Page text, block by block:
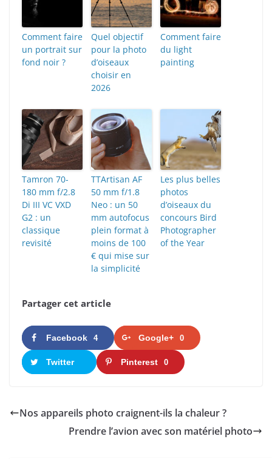
Comment faire
un portrait sur
fond noir ?
Quel objectif
pour la photo
d’oiseaux
choisir en
2026
Comment faire
du light
painting
Tamron 70-
180 mm f/2.8
Di III VC VXD
G2 : un
classique
revisité
TTArtisan AF
50 mm f/1.8
Neo : un 50
mm autofocus
plein format à
moins de 100
€ qui mise sur
la simplicité
Les plus belles
photos
d’oiseaux du
concours Bird
Photographer
of the Year
Partager cet article
Facebook 4 Google+ 0
Twitter Pinterest 0
Nos appareils photo craignent-ils la chaleur ?
Prendre l’avion avec son matériel photo